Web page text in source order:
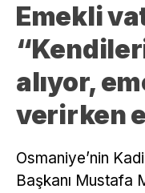
Emekli
alıyor,
verirken
Osmaniye’nin
Başkanı Mustafa